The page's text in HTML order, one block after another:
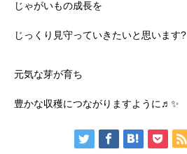
じゃがいもの成長を
じっくり見守っていきたいと思います?
元気な芽が育ち
豊かな収穫につながりますように♬✨